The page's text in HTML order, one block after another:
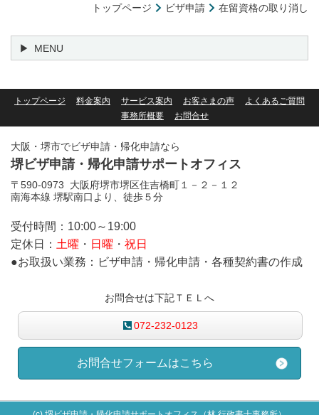
トップページ ビザ申請 在留資格の取り消し
MENU
トップページ 料金案内 サービス案内 お客さまの声
よくあるご質問
事務所概要
お問合せ
大阪・堺市でビザ申請・帰化申請なら
堺ビザ申請・帰化申請サポートオフィス
〒590-0973 大阪府堺市堺区住吉橋町１－２－１２
南海本線 堺駅南口より、徒歩５分
受付時間：10:00～19:00
定休日： 土曜 ・ 日曜 ・ 祝日
●お取扱い業務：ビザ申請・帰化申請・各種契約書の作成
お問合せは下記ＴＥＬへ
072-232-0123
お問合せフォームはこちら